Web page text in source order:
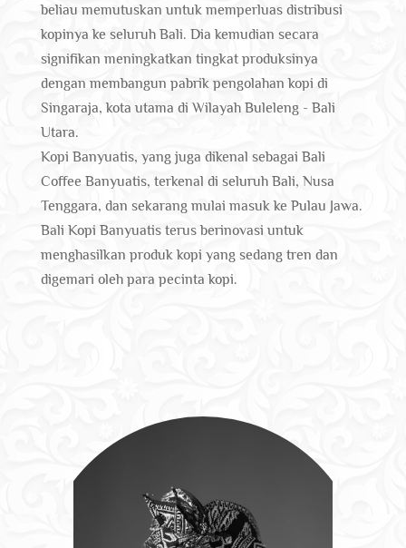
beliau memutuskan untuk memperluas distribusi
kopinya ke seluruh Bali. Dia kemudian secara
signifikan meningkatkan tingkat produksinya
dengan membangun pabrik pengolahan kopi di
Singaraja, kota utama di Wilayah Buleleng - Bali
Utara.
Kopi Banyuatis, yang juga dikenal sebagai Bali
Coffee Banyuatis, terkenal di seluruh Bali, Nusa
Tenggara, dan sekarang mulai masuk ke Pulau Jawa.
Bali Kopi Banyuatis terus berinovasi untuk
menghasilkan produk kopi yang sedang tren dan
digemari oleh para pecinta kopi.